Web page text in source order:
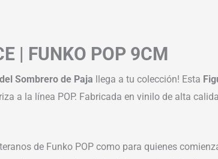
| FUNKO POP 9CM
Sombrero de Paja llega a tu colección! Esta
a la línea POP. Fabricada en vinilo de alta
de Funko POP como para quienes